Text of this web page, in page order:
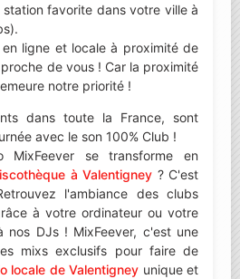
station favorite dans votre ville à
ligne et locale à proximité de
de vous ! Car la proximité
notre priorité !
dans toute la France, sont
avec le son 100% Club !
se transforme en
à Valentigney ? C'est
l'ambiance des clubs
à votre ordinateur ou votre
nos DJs ! MixFeever, c'est une
mixs exclusifs pour faire de
locale de Valentigney unique et